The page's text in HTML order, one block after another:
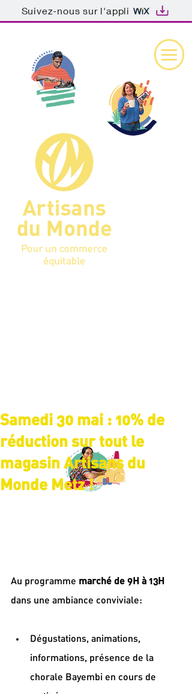
Suivez-nous sur l'appli
Samedi 30 mai : 10% de
réduction sur tout le
magasin Artisans du
Monde Metz !
Au programme marché de 9H à 13H
dans une ambiance conviviale:
Dégustations, animations,
informations, présence de la
chorale Bayembi en cours de